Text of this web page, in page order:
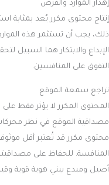
إهدار الموارد والفرص
إنتاج محتوى مكرر يُعد بمثابة
ذلك، يجب أن تستثمر هذه
الإبداع والابتكار هما السبيل
التفوق على المنافسين.
تراجع سمعة الموقع
المحتوى المكرر لا يؤثر فقط
مصداقية الموقع في نظر
محتوى مكرر قد تُعتبر أقل
المنافسة. للحفاظ على
أصيل ومبدع يبني هوية قوية